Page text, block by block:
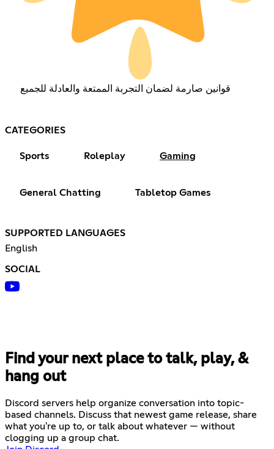
قوانين صارمة لضمان التجربة الممتعة والعادلة للجميع
CATEGORIES
Sports Roleplay Gaming
General Chatting Tabletop Games
SUPPORTED LANGUAGES
English
SOCIAL
Find your next place to talk, play, &
hang out
Discord servers help organize conversation into topic-
based channels. Discuss that newest game release, share
what you're up to, or talk about whatever — without
clogging up a group chat.